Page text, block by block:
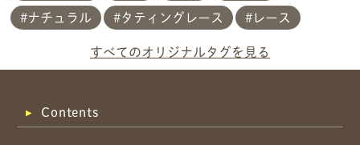
ナチュラル タティングレース レース
すべてのオリジナルタグを見る
共有方法を選択
Contents